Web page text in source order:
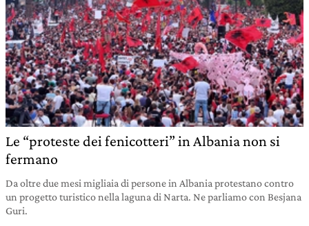
Le “proteste dei fenicotteri” in Albania non si
fermano
Da oltre due mesi migliaia di persone in Albania protestano contro
un progetto turistico nella laguna di Narta. Ne parliamo con Besjana
Guri.